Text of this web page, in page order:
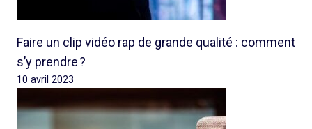
Faire un clip vidéo rap de grande qualité : comment
s’y prendre ?
10 avril 2023